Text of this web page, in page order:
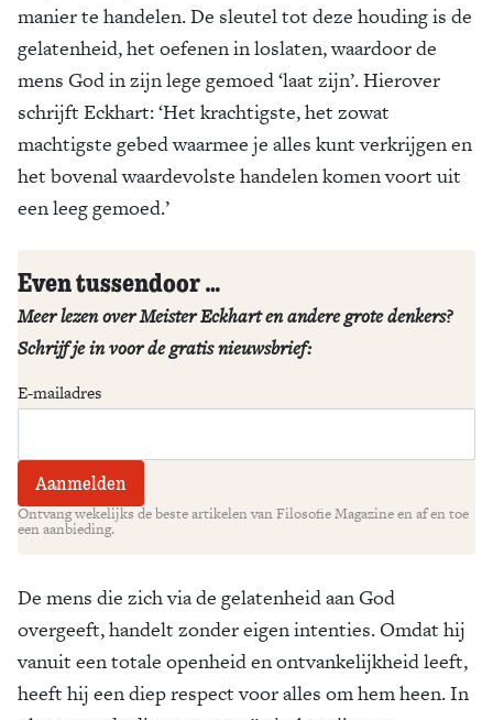
manier te handelen. De sleutel tot deze houding is de
gelatenheid, het oefenen in loslaten, waardoor de
mens God in zijn lege gemoed ‘laat zijn’. Hierover
schrijft Eckhart: ‘Het krachtigste, het zowat
machtigste gebed waarmee je alles kunt verkrijgen en
het bovenal waardevolste handelen komen voort uit
een leeg gemoed.’
Even tussendoor …
Meer lezen over Meister Eckhart en andere grote denkers?
Schrijf je in voor de gratis nieuwsbrief:
E-mailadres
Ontvang wekelijks de beste artikelen van Filosofie Magazine en af en toe
een aanbieding.
De mens die zich via de gelatenheid aan God
overgeeft, handelt zonder eigen intenties. Omdat hij
vanuit een totale openheid en ontvankelijkheid leeft,
heeft hij een diep respect voor alles om hem heen. In